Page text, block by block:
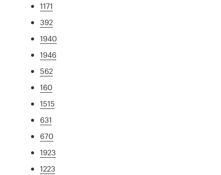
1171
392
1940
1946
562
160
1515
631
670
1923
1223